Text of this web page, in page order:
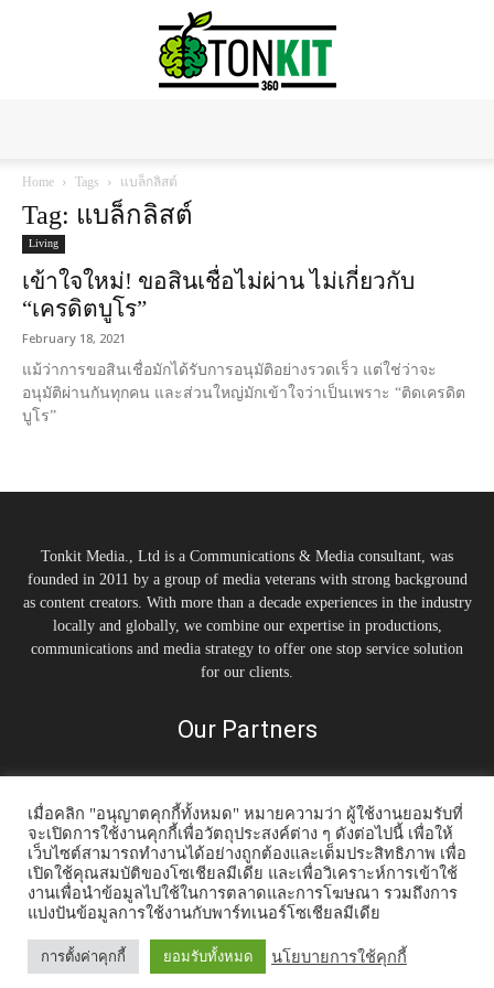
Home Tags แบล็กลิสต์
Tag: แบล็กลิสต์
Living
เข้าใจใหม่! ขอสินเชื่อไม่ผ่าน ไม่เกี่ยวกับ
“เครดิตบูโร”
February 18, 2021
แม้ว่าการขอสินเชื่อมักได้รับการอนุมัติอย่างรวดเร็ว แต่ใช่ว่าจะ
อนุมัติผ่านกันทุกคน และส่วนใหญ่มักเข้าใจว่าเป็นเพราะ “ติดเครดิต
บูโร”
Tonkit Media., Ltd is a Communications & Media consultant, was
founded in 2011 by a group of media veterans with strong background
as content creators. With more than a decade experiences in the industry
locally and globally, we combine our expertise in productions,
communications and media strategy to offer one stop service solution
for our clients.
Our Partners
Home Tonkit TV Podcast คนต้นคิด Work & Living
Inspiration
Trending Story
เมื่อคลิก "อนุญาตคุกกี้ทั้งหมด" หมายความว่า ผู้ใช้งานยอมรับที่
จะเปิดการใช้งานคุกกี้เพื่อวัตถุประสงค์ต่าง ๆ ดังต่อไปนี้ เพื่อให้
เว็บไซต์สามารถทำงานได้อย่างถูกต้องและเต็มประสิทธิภาพ เพื่อ
เปิดใช้คุณสมบัติของโซเชียลมีเดีย และเพื่อวิเคราะห์การเข้าใช้
งานเพื่อนำข้อมูลไปใช้ในการตลาดและการโฆษณา รวมถึงการ
แบ่งปันข้อมูลการใช้งานกับพาร์ทเนอร์โซเชียลมีเดีย
การตั้งค่าคุกกี้ ยอมรับทั้งหมด นโยบายการใช้คุกกี้